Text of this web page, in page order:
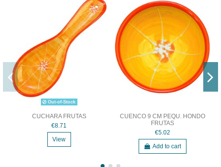
Out-of-Stock
CUCHARA FRUTAS
€8.71
View
CUENCO 9 CM PEQU. HONDO
FRUTAS
€5.02
Add to cart